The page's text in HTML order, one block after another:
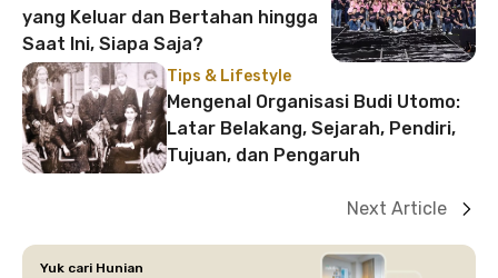
yang Keluar dan Bertahan hingga
Saat Ini, Siapa Saja?
Tips & Lifestyle
Mengenal Organisasi Budi Utomo:
Latar Belakang, Sejarah, Pendiri,
Tujuan, dan Pengaruh
Next Article
Yuk cari Hunian